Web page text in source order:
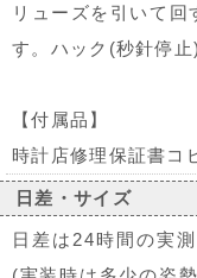
リューズを引いて回
す。ハック(秒針停止
【付属品】
時計店修理保証書コ
日差・サイズ
日差は24時間の実